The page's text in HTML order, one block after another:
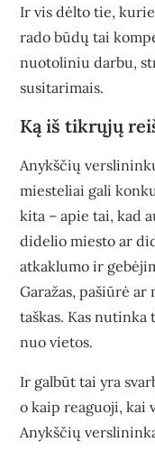
Ir vis dėlto tie,
rado būdų tai
nuotoliniu darbu,
susitarimais.
Ką iš tikrųjų
Anykščių
miesteliai gali
kita – apie tai, kad
didelio miesto ar
atkaklumo ir
Garažas, pašiūrė ar
taškas. Kas nutinka
nuo vietos.
Ir galbūt tai yra
o kaip reaguoji, kai
Anykščių